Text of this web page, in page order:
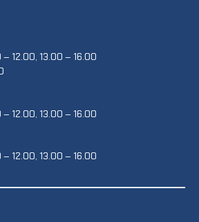
12.00, 13.00 – 16.00
12.00, 13.00 – 16.00
12.00, 13.00 – 16.00